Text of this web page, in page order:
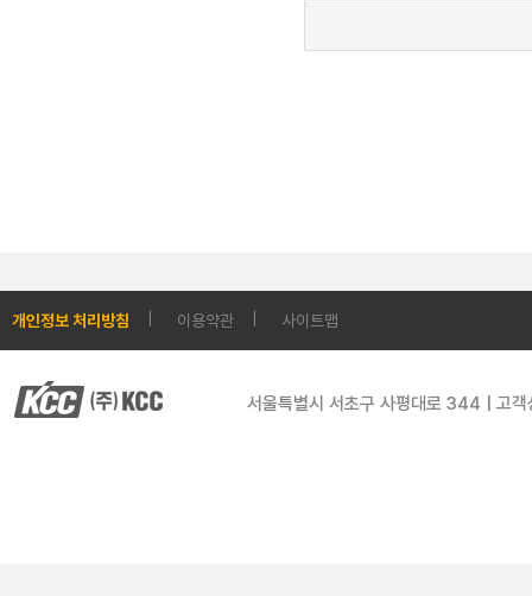
개인정보 처리방침 이용약관 사이트맵
서울특별시 서초구 사평대로 344 |